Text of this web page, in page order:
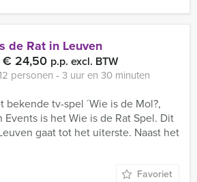
de Rat in Leuven
€ 24,50 p.p. excl. BTW
personen ‐ 3 uur en 30 minuten
bekende tv-spel ´Wie is de Mol?,
is het Wie is de Rat Spel. Dit
gaat tot het uiterste. Naast het
Favoriet